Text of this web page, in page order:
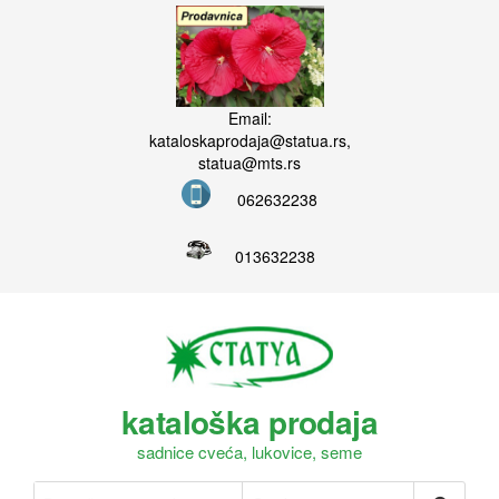
Email:
kataloskaprodaja@statua.rs,
statua@mts.rs
062632238
013632238
kataloška prodaja
sadnice cveća, lukovice, seme